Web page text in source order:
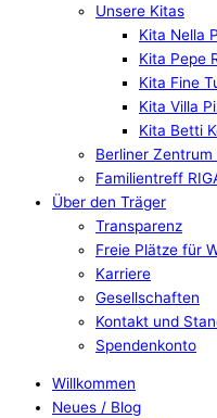
Unsere Kitas
Kita Nella
Kita Pepe
Kita Fine
Kita Villa
Kita Betti
Berliner
Familientreff
Über den Träger
Transparenz
Freie Plätze für
Karriere
Gesellschaften
Kontakt und
Spendenkonto
Willkommen
Neues / Blog